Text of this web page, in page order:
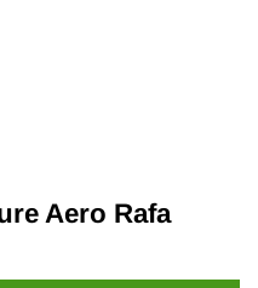
Aero Rafa